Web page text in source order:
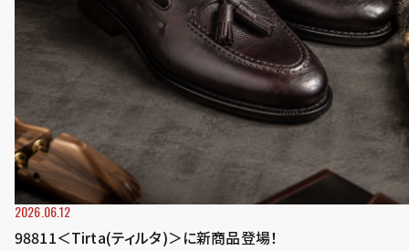
2026.06.12
98811＜Tirta(ティルタ)＞に新商品登場！